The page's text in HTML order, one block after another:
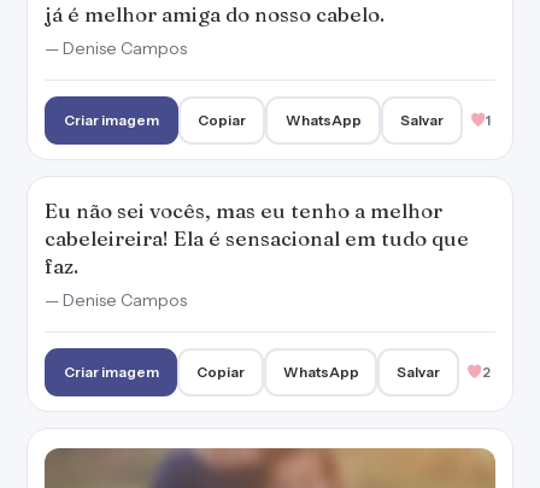
já é melhor amiga do nosso cabelo.
— Denise Campos
Criar imagem Copiar WhatsApp Salvar 1
Eu não sei vocês, mas eu tenho a melhor
cabeleireira! Ela é sensacional em tudo que
faz.
— Denise Campos
Criar imagem Copiar WhatsApp Salvar 2